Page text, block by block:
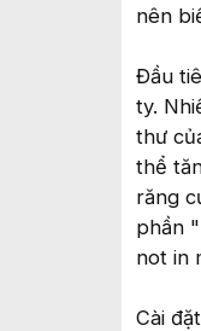
nên
Đầu
ty.
thư
thể
răng
phần
not in
Cài